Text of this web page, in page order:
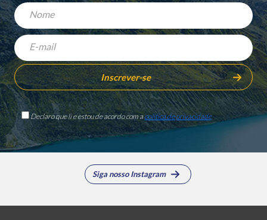
Declaro que li e estou de acordo com a política de privacidade
Siga nosso Instagram